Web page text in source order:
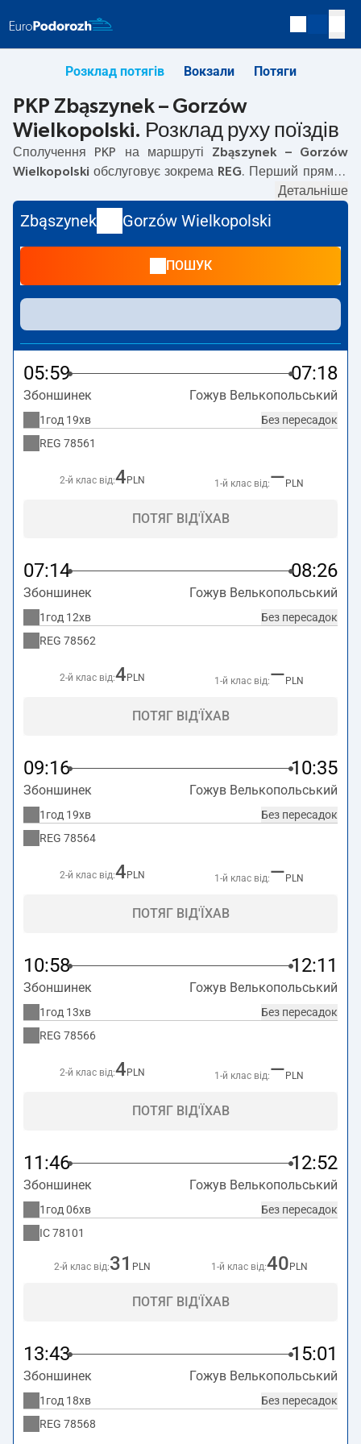
Розклад потягів Вокзали Потяги
PKP Zbąszynek – Gorzów
Wielkopolski. Розклад руху поїздів
Сполучення PKP на маршруті Zbąszynek – Gorzów
Wielkopolski обслуговує зокрема REG. Перший прямий
з вокзалу PKP Zbąszynek за
Kosieczyńska, 66-210 Zbąszynek
потяг до Gorzów Wielkopolski вирушає о 21:48.
Найшвидший маршрут пропонує потяг без пересадок
. Подорож цим потягом триває
маршрутіZbąszynek–Gorzów Wielkopolskiкурсують
також інші потяги:
— пропонують нижчу ціну
квитка і зазвичай довший час подорожі. Потяг завершує
маршрут на станції Gorzów Wielkopolski за адресою
Dworcowa 4, Gorzów Wielkopolski.
Детальніше
Zbąszynek Gorzów Wielkopolski
ПОШУК
05:59 07:18
Збоншинек Гожув Велькопольський
Без пересадок
1год 19хв
REG 78561
2-й клас від:4 PLN 1-й клас від:— PLN
ПОТЯГ ВІД'ЇХАВ
07:14 08:26
Збоншинек Гожув Велькопольський
Без пересадок
1год 12хв
REG 78562
2-й клас від:4 PLN 1-й клас від:— PLN
ПОТЯГ ВІД'ЇХАВ
09:16 10:35
Збоншинек Гожув Велькопольський
Без пересадок
1год 19хв
REG 78564
2-й клас від:4 PLN 1-й клас від:— PLN
ПОТЯГ ВІД'ЇХАВ
10:58 12:11
Збоншинек Гожув Велькопольський
Без пересадок
1год 13хв
REG 78566
2-й клас від:4 PLN 1-й клас від:— PLN
ПОТЯГ ВІД'ЇХАВ
11:46 12:52
Збоншинек Гожув Велькопольський
Без пересадок
1год 06хв
IC78101
2-й клас від:31 PLN 1-й клас від:40 PLN
ПОТЯГ ВІД'ЇХАВ
13:43 15:01
Збоншинек Гожув Велькопольський
Без пересадок
1год 18хв
REG 78568